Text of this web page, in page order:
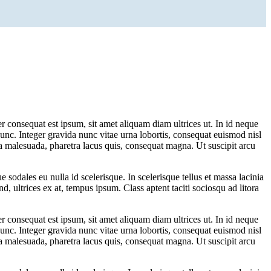
est ipsum, sit amet aliquam diam ultrices ut. In id neque
Integer gravida nunc vitae urna lobortis, consequat euismod nisl
pharetra lacus quis, consequat magna. Ut suscipit arcu
eu nulla id scelerisque. In scelerisque tellus et massa lacinia
ultrices ex at, tempus ipsum. Class aptent taciti sociosqu ad litora
est ipsum, sit amet aliquam diam ultrices ut. In id neque
Integer gravida nunc vitae urna lobortis, consequat euismod nisl
pharetra lacus quis, consequat magna. Ut suscipit arcu